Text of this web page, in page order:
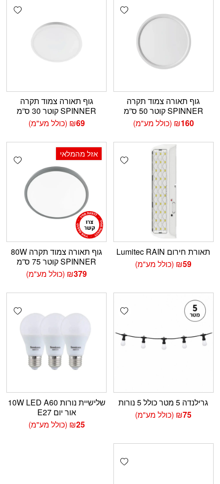
Add wishlist
גוף תאורה צמוד תקרה
SPINNER קוטר 50 ס”מ
₪160 (כולל מע"מ)
גוף תאורה צמוד תקרה
SPINNER קוטר 30 ס”מ
₪69 (כולל מע"מ)
Add wishlist
תאורת חירום Lumitec RAIN
₪59 (כולל מע"מ)
אזל מהמלאי
גוף תאורה צמוד תקרה 80W
SPINNER קוטר 75 ס”מ
₪379 (כולל מע"מ)
Add wishlist
גרילנדה 5 מטר כולל 5 נורות
₪75 (כולל מע"מ)
שלישיית נורות LED A60 ‏10W
אור יום E27
₪25 (כולל מע"מ)
Add wishlist